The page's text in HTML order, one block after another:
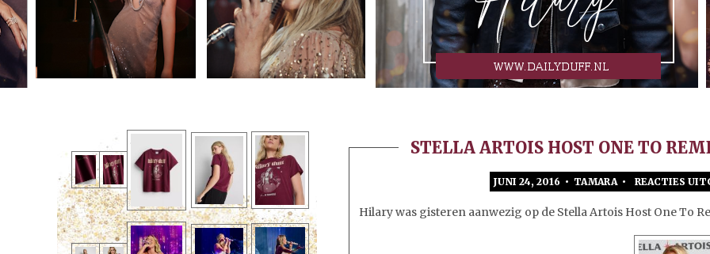
STELLA ARTOIS HOST ONE TO
JUNI 24, 2016 • TAMARA • REACTIES
Hilary was gisteren aanwezig op de Stella Artois Host One To